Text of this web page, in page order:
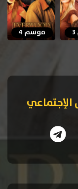
موسم 4
الإجتماعي